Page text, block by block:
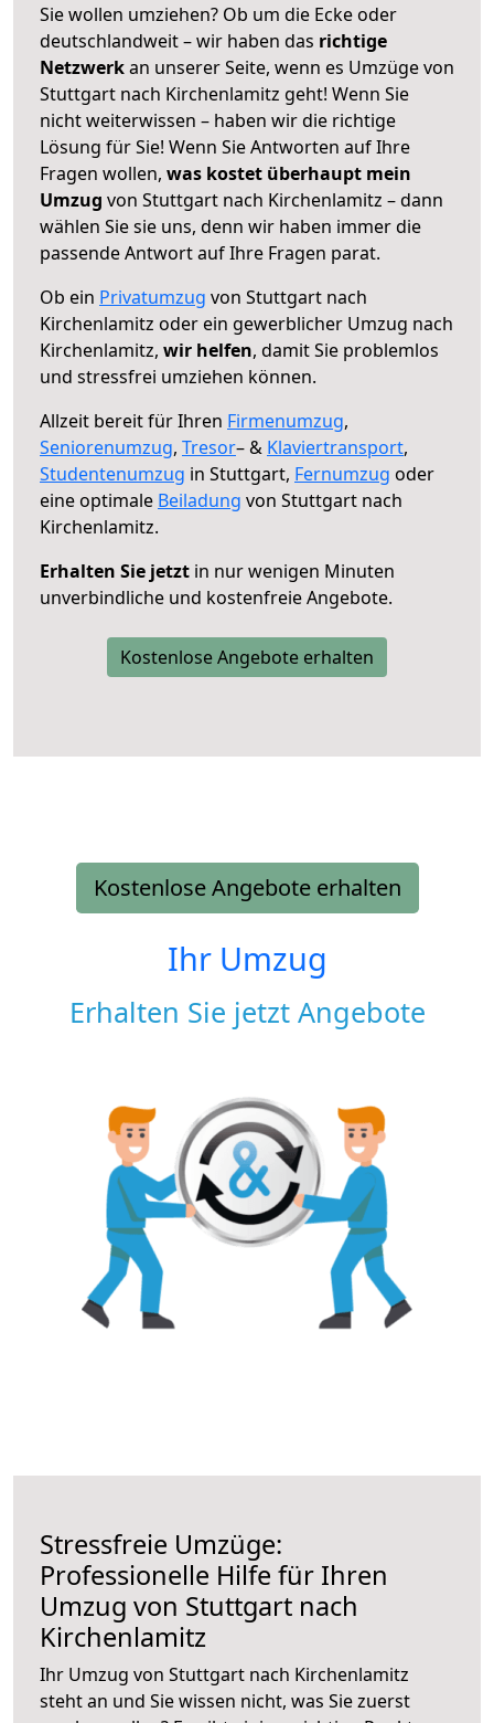
Sie wollen umziehen? Ob um die Ecke oder
deutschlandweit – wir haben das richtige
Netzwerkan unserer Seite, wenn es Umzüge von
Stuttgart nach Kirchenlamitz geht! Wenn Sie
nicht weiterwissen – haben wir die richtige
Lösung für Sie! Wenn Sie Antworten auf Ihre
Fragen wollen, was kostet überhaupt mein
Umzug von Stuttgart nach Kirchenlamitz – dann
wählen Sie sie uns, denn wir haben immer die
passende Antwort auf Ihre Fragen parat.
Ob ein Privatumzug von Stuttgart nach
Kirchenlamitz oder ein gewerblicher Umzug nach
Kirchenlamitz, wir helfen, damit Sie problemlos
und stressfrei umziehen können.
Allzeit bereit für Ihren Firmenumzug,
Seniorenumzug, Tresor– & Klaviertransport,
Studentenumzug in Stuttgart, Fernumzug oder
eine optimale Beiladung von Stuttgart nach
Kirchenlamitz.
Erhalten Sie jetzt in nur wenigen Minuten
unverbindliche und kostenfreie Angebote.
Kostenlose Angebote erhalten
Kostenlose Angebote erhalten
Ihr Umzug
Erhalten Sie jetzt Angebote
Stressfreie Umzüge:
Professionelle Hilfe für Ihren
Umzug von Stuttgart nach
Kirchenlamitz
Ihr Umzug von Stuttgart nach Kirchenlamitz
steht an und Sie wissen nicht, was Sie zuerst